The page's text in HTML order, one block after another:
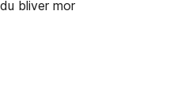
bliver mor